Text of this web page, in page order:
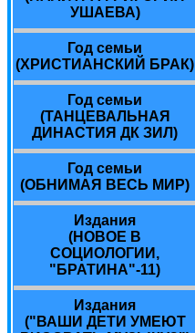
УШАЕВА)
Год семьи
(ХРИСТИАНСКИЙ БРАК)
Год семьи
(ТАНЦЕВАЛЬНАЯ
ДИНАСТИЯ ДК ЗИЛ)
Год семьи
(ОБНИМАЯ ВЕСЬ МИР)
Издания
(НОВОЕ В
СОЦИОЛОГИИ,
"БРАТИНА"-11)
Издания
("ВАШИ ДЕТИ УМЕЮТ